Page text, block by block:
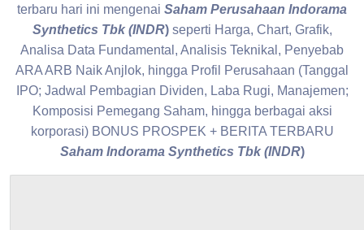
terbaru hari ini mengenai Saham Perusahaan Indorama
Synthetics Tbk (INDR) seperti Harga, Chart, Grafik,
Analisa Data Fundamental, Analisis Teknikal, Penyebab
ARA ARB Naik Anjlok, hingga Profil Perusahaan (Tanggal
IPO; Jadwal Pembagian Dividen, Laba Rugi, Manajemen;
Komposisi Pemegang Saham, hingga berbagai aksi
korporasi) BONUS PROSPEK + BERITA TERBARU
Saham Indorama Synthetics Tbk (INDR)